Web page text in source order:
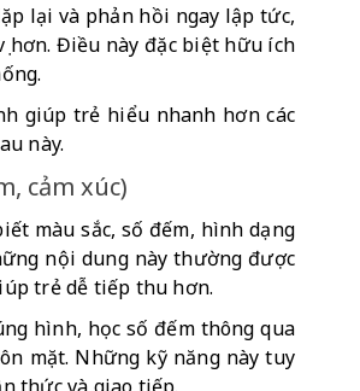
lại và phản hồi ngay lập tức,
hơn. Điều này đặc biệt hữu ích
giúp trẻ hiểu nhanh hơn các
này.
cảm xúc)
màu sắc, số đếm, hình dạng
nội dung này thường được
trẻ dễ tiếp thu hơn.
hình, học số đếm thông qua
mặt. Những kỹ năng này tuy
thức và giao tiếp.